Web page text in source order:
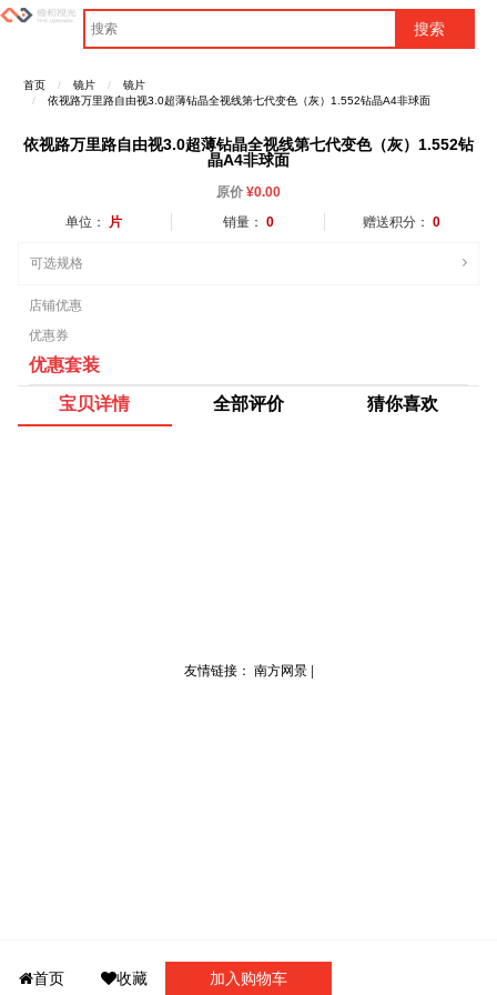
首页 镜片
镜片
依视路万里路自由视3.0超薄钻晶全视线第七代变色（灰）1.552钻晶A4非球面
依视路万里路自由视3.0超薄钻晶全视线第七代变色（灰）1.552钻
晶A4非球面
原价 ¥0.00
单位：
片 销量： 0 赠送积分： 0
可选规格
店铺优惠
优惠券
首页 收藏 加入购物车
优惠套装
宝贝详情 全部评价 猜你喜欢
友情链接： 南方网景 |
门诊介绍 门诊导航 我要咨询